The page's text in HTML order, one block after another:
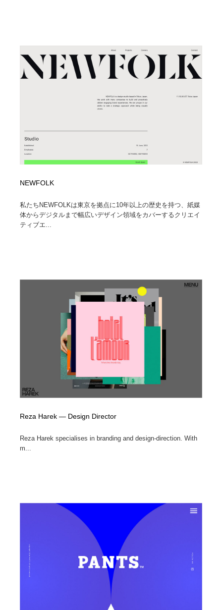
NEWFOLK
私たちNEWFOLKは東京を拠点に10年以上の歴史を持つ、紙媒
体からデジタルまで幅広いデザイン領域をカバーするクリエイ
ティブエ...
Reza Harek — Design Director
Reza Harek specialises in branding and design-direction. With
m...